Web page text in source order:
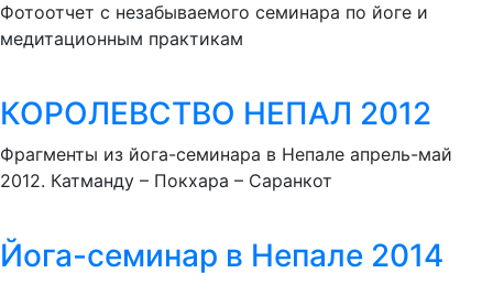
Фотоотчет с незабываемого семинара по йоге и
медитационным практикам
КОРОЛЕВСТВО НЕПАЛ 2012
Фрагменты из йога-семинара в Непале апрель-май
2012. Катманду – Покхара – Саранкот
Йога-семинар в Непале 2014